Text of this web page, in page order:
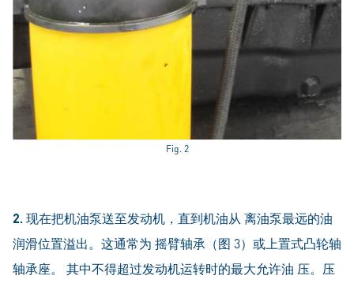
Fig. 2
2. 现在把机油泵送至发动机，直到机油从 离油泵最远的油
润滑位置溢出。这通常为 摇臂轴承（图 3）或上置式凸轮轴
轴承座。 其中不得超过发动机运转时的最大允许油 压。压